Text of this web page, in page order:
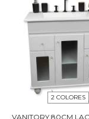
2 COLORES
VANITORY 80CM